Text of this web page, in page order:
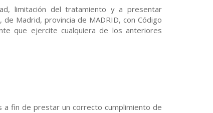
limitación del tratamiento y a presentar
Madrid, provincia de MADRID, con Código
que ejercite cualquiera de los anteriores
a fin de prestar un correcto cumplimiento de